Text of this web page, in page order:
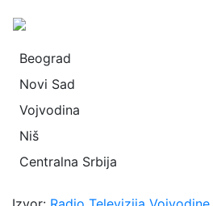
Beograd
Novi Sad
Vojvodina
Niš
Centralna Srbija